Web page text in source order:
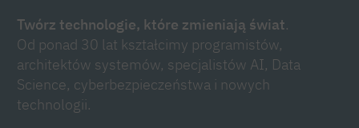
Twórz technologie, które zmieniają świat.
Od ponad 30 lat kształcimy programistów,
architektów systemów, specjalistów AI, Data
Science, cyberbezpieczeństwa i nowych
technologii.